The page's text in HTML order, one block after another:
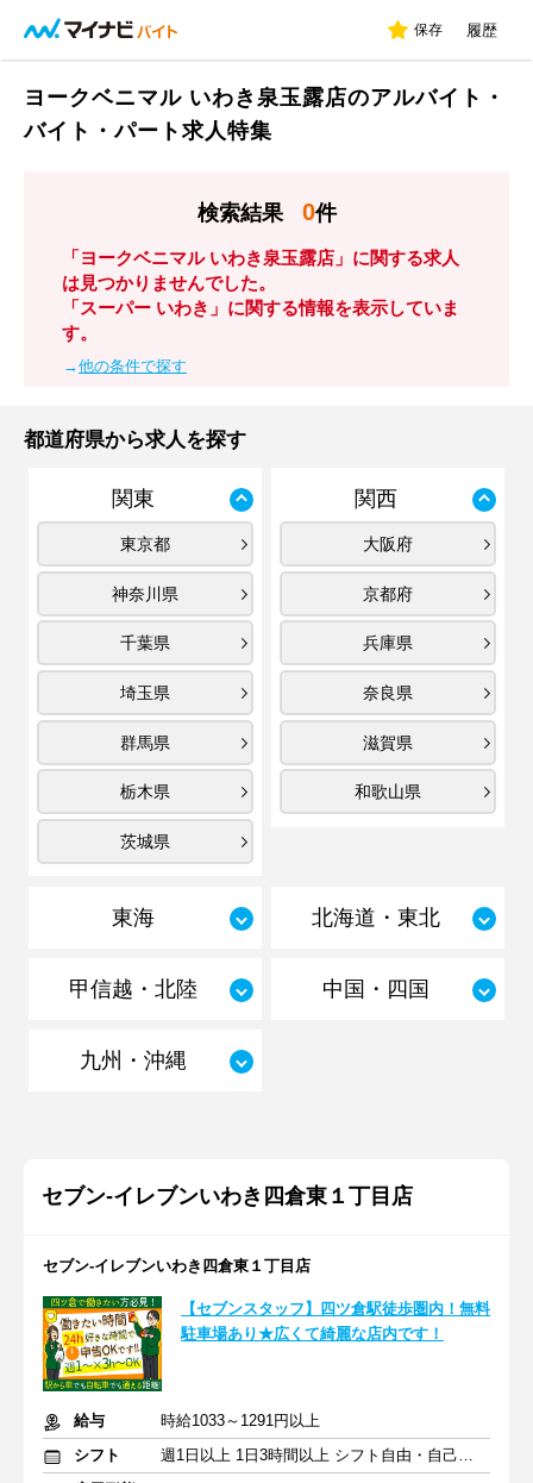
保存 履歴
ヨークベニマル いわき泉玉露店のアルバイト・
バイト・パート求人特集
検索結果 0件
「ヨークベニマル いわき泉玉露店」に関する求人
は見つかりませんでした。
「スーパー いわき」に関する情報を表示していま
す。
→他の条件で探す
都道府県から求人を探す
関東
東京都
神奈川県
千葉県
埼玉県
群馬県
栃木県
茨城県
関西
大阪府
京都府
兵庫県
奈良県
滋賀県
和歌山県
東海 北海道・東北
甲信越・北陸 中国・四国
九州・沖縄
セブン-イレブンいわき四倉東１丁目店
セブン-イレブンいわき四倉東１丁目店
【セブンスタッフ】四ツ倉駅徒歩圏内！無料
駐車場あり★広くて綺麗な店内です！
給与
時給1033～1291円以上
シフト
週1日以上 1日3時間以上 シフト自由・自己申告